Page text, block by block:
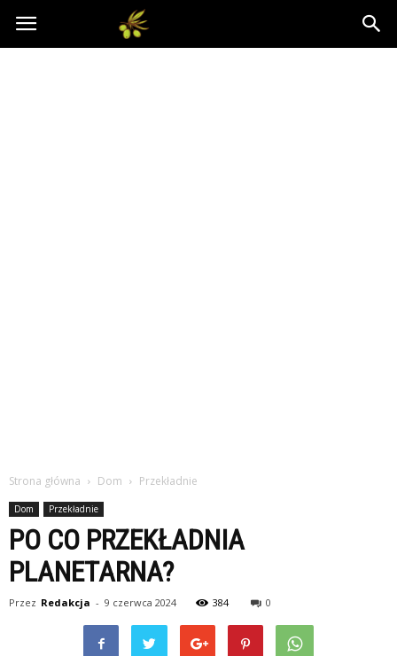
Oliwkowo.pl
Strona główna Dom Przekładnie
Dom Przekładnie
PO CO PRZEKŁADNIA
PLANETARNA?
Przez Redakcja - 9 czerwca 2024 384 0